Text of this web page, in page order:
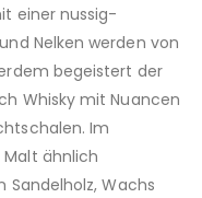
einer nussig-
Nelken werden von
begeistert der
Whisky mit Nuancen
Im
ähnlich
Sandelholz, Wachs